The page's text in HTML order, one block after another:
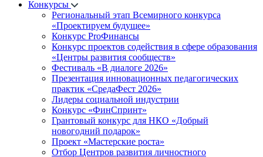
Конкурсы
Региональный этап Всемирного конкурса
«Проектируем будущее»
Конкурс ProФинансы
Конкурс проектов содействия в сфере образования
«Центры развития сообществ»
Фестиваль «В диалоге 2026»
Презентация инновационных педагогических
практик «СредаФест 2026»
Лидеры социальной индустрии
Конкурс «ФинСпринт»
Грантовый конкурс для НКО «Добрый
новогодний подарок»
Проект «Мастерские роста»
Отбор Центров развития личностного